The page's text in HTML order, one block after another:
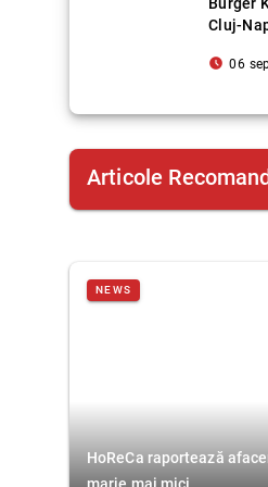
Cluj-
access_time_filled 06
Articole
NEWS
HoReCa raportează